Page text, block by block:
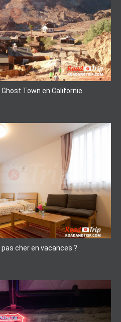
Town en Californie
cher en vacances ?